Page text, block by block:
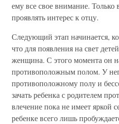
ему все свое внимание. Только
проявлять интерес к отцу.
Следующий этап начинается,
что для появления на свет
женщина. С этого момента он
противоположным полом. У
противоположному полу и
зачать ребенка с родителем
влечение пока не имеет яркой
ребенке всего лишь